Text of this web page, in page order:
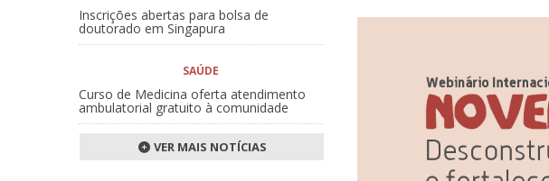
Inscrições abertas para bolsa de
doutorado em Singapura
SAÚDE
Curso de Medicina oferta atendimento
ambulatorial gratuito à comunidade
VER MAIS NOTÍCIAS